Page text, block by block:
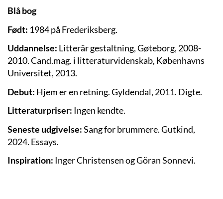
Blå bog
Født: 1984 på Frederiksberg.
Uddannelse: Litterär gestaltning, Gøteborg, 2008-
2010. Cand.mag. i litteraturvidenskab, Københavns
Universitet, 2013.
Debut: Hjem er en retning. Gyldendal, 2011. Digte.
Litteraturpriser: Ingen kendte.
Seneste udgivelse:Sang for brummere. Gutkind,
2024. Essays.
Inspiration: Inger Christensen og Göran Sonnevi.